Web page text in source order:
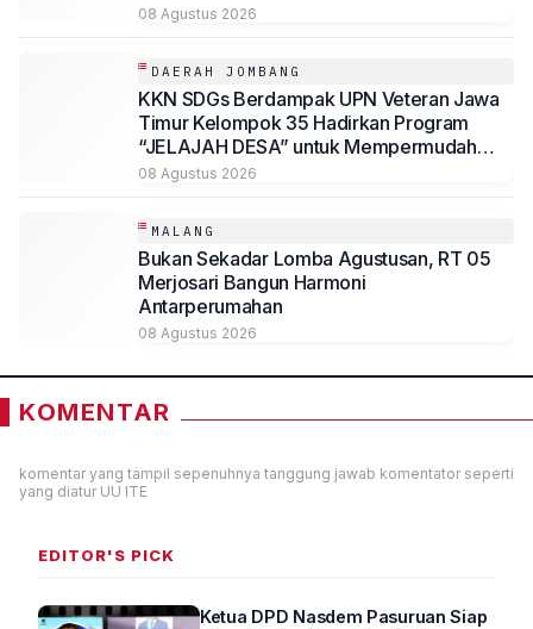
08 Agustus 2026
DAERAH JOMBANG
KKN SDGs Berdampak UPN Veteran Jawa
Timur Kelompok 35 Hadirkan Program
“JELAJAH DESA” untuk Mempermudah
Akses Informasi Desa Sambirejo
08 Agustus 2026
MALANG
Bukan Sekadar Lomba Agustusan, RT 05
Merjosari Bangun Harmoni
Antarperumahan
08 Agustus 2026
KOMENTAR
komentar yang tampil sepenuhnya tanggung jawab komentator seperti
yang diatur UU ITE
EDITOR'S PICK
Ketua DPD Nasdem Pasuruan Siap